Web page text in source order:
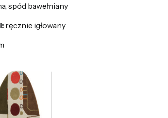
spód bawełniany
ręcznie igłowany